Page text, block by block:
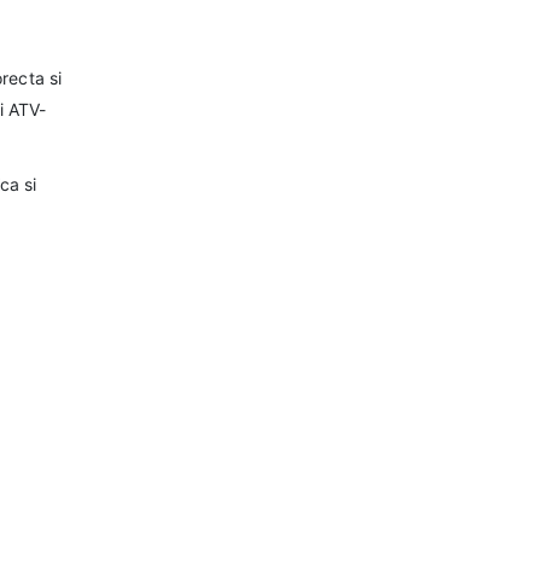
si
ATV-
si